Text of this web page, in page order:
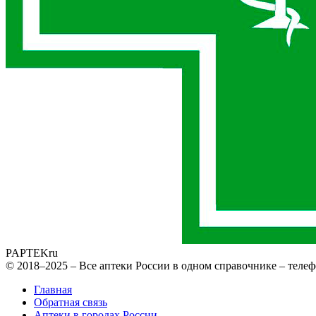
PAPTEKru
© 2018–2025 – Все аптеки России в одном справочнике –
Главная
Обратная связь